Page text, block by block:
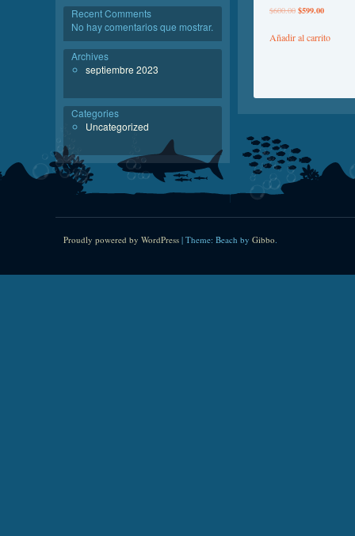
$600.00 $599.00
Añadir al carrito
Recent Comments
No hay comentarios que mostrar.
Archives
septiembre 2023
Categories
Uncategorized
Proudly powered by WordPress | Theme: Beach by Gibbo.